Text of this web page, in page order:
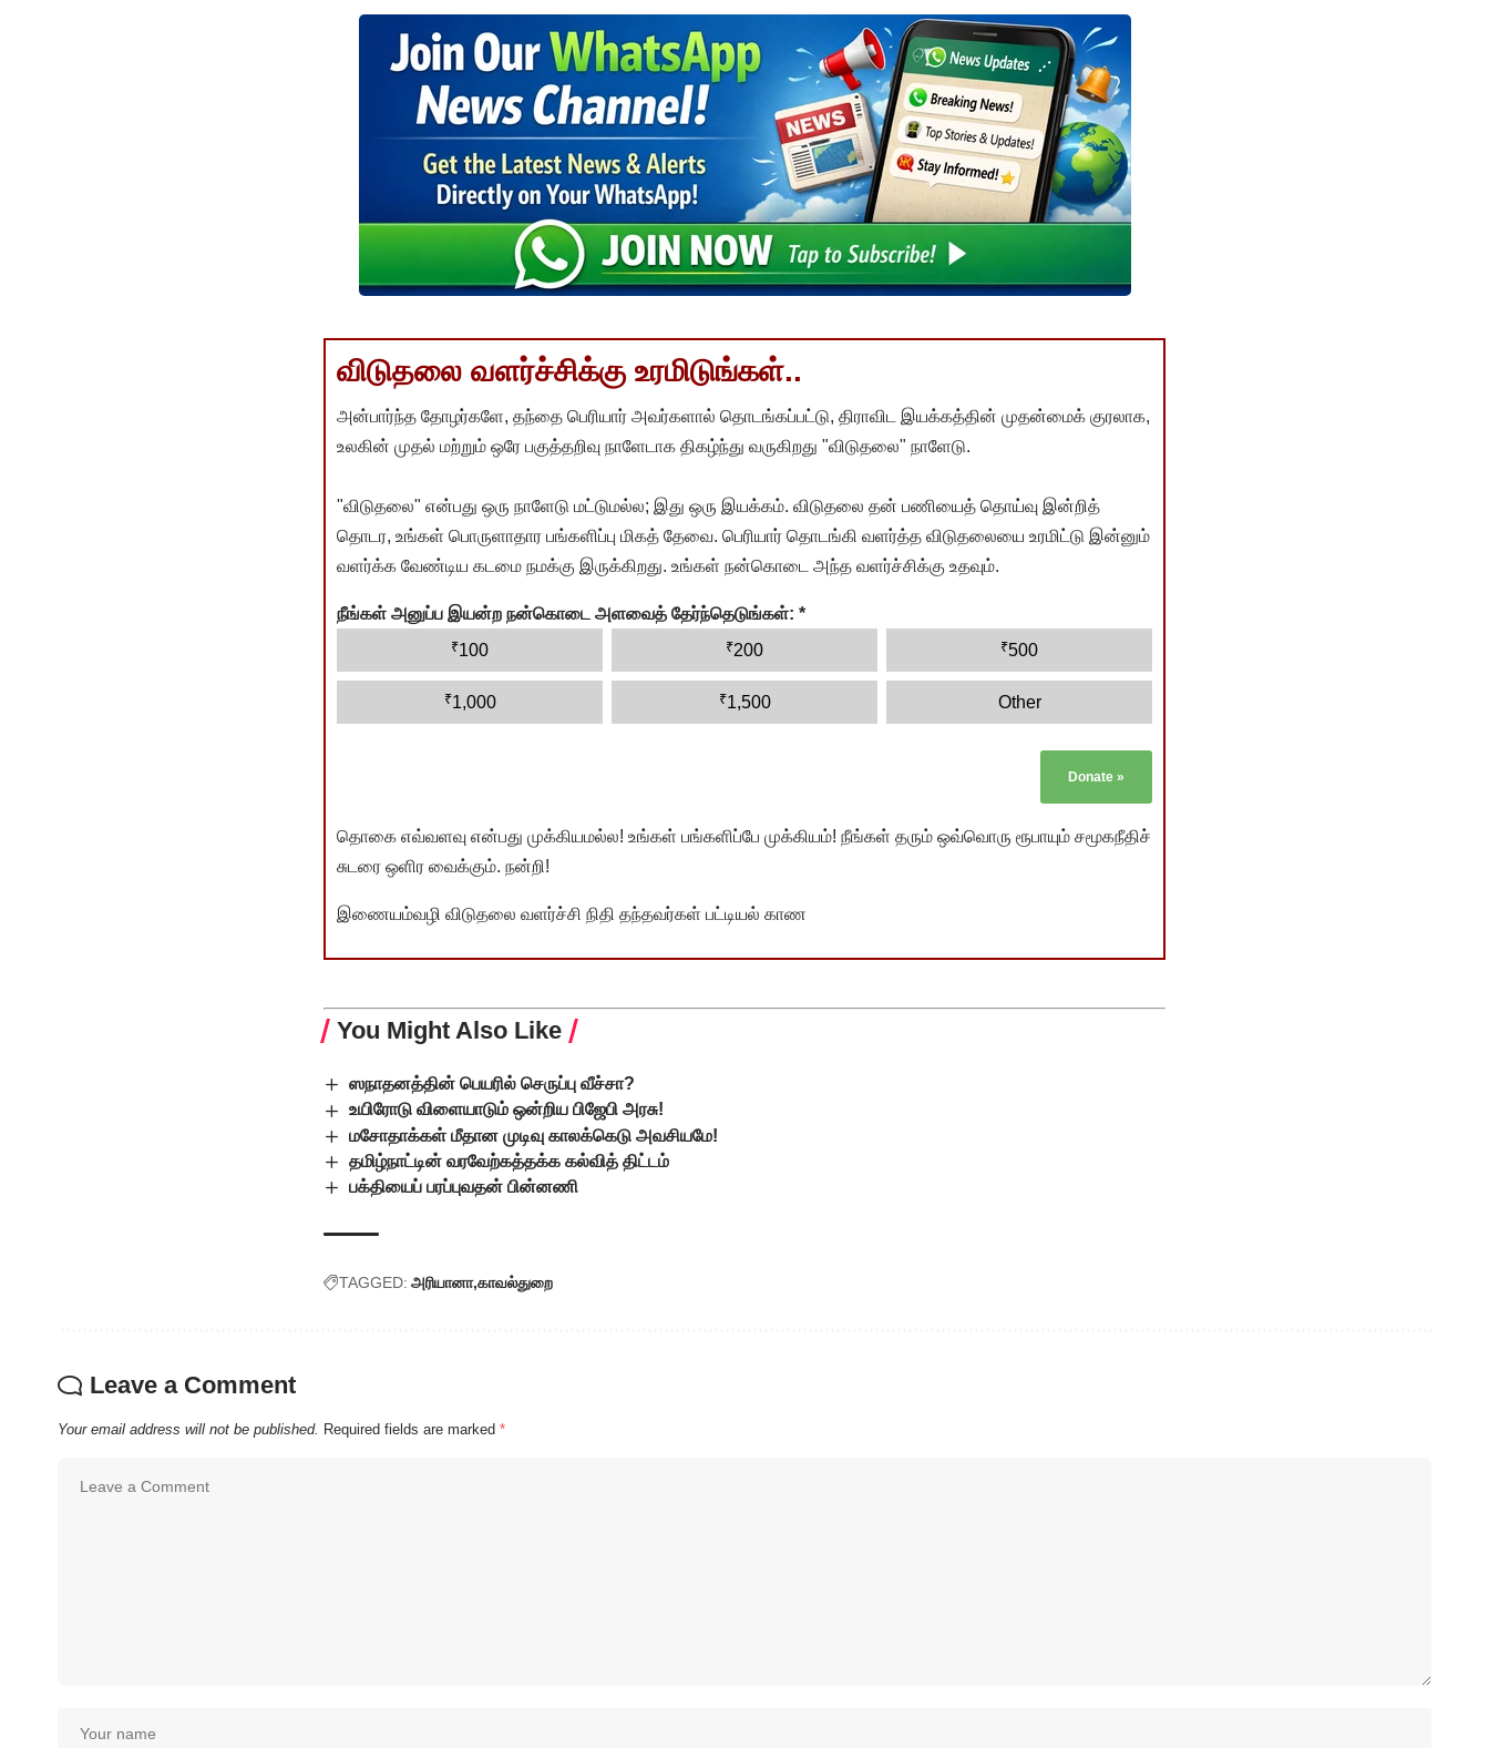
விடுதலை வளர்ச்சிக்கு உரமிடுங்கள்..
அன்பார்ந்த தோழர்களே, தந்தை பெரியார் அவர்களால் தொடங்கப்பட்டு, திராவிட இயக்கத்தின் முதன்மைக் குரலாக,
உலகின் முதல் மற்றும் ஒரே பகுத்தறிவு நாளேடாக திகழ்ந்து வருகிறது "விடுதலை" நாளேடு.
"விடுதலை" என்பது ஒரு நாளேடு மட்டுமல்ல; இது ஒரு இயக்கம். விடுதலை தன் பணியைத் தொய்வு இன்றித்
தொடர, உங்கள் பொருளாதார பங்களிப்பு மிகத் தேவை. பெரியார் தொடங்கி வளர்த்த விடுதலையை உரமிட்டு இன்னும்
வளர்க்க வேண்டிய கடமை நமக்கு இருக்கிறது. உங்கள் நன்கொடை அந்த வளர்ச்சிக்கு உதவும்.
நீங்கள் அனுப்ப இயன்ற நன்கொடை அளவைத் தேர்ந்தெடுங்கள்: *
₹100 ₹200 ₹500
₹1,000 ₹1,500 Other
Donate »
தொகை எவ்வளவு என்பது முக்கியமல்ல! உங்கள் பங்களிப்பே முக்கியம்! நீங்கள் தரும் ஒவ்வொரு ரூபாயும் சமூகநீதிச்
சுடரை ஒளிர வைக்கும். நன்றி!
இணையம்வழி விடுதலை வளர்ச்சி நிதி தந்தவர்கள் பட்டியல் காண
You Might Also Like
ஸநாதனத்தின் பெயரில் செருப்பு வீச்சா?
உயிரோடு விளையாடும் ஒன்றிய பிஜேபி அரசு!
மசோதாக்கள் மீதான முடிவு காலக்கெடு அவசியமே!
தமிழ்நாட்டின் வரவேற்கத்தக்க கல்வித் திட்டம்
பக்தியைப் பரப்புவதன் பின்னணி
TAGGED: அரியானா காவல்துறை
Leave a Comment
Your email address will not be published. Required fields are marked *